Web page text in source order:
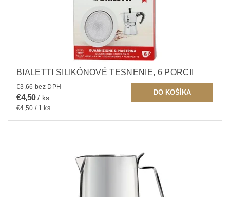
BIALETTI SILIKÓNOVÉ TESNENIE, 6 PORCII
€3,66 bez DPH
€4,50/ ks
€4,50 / 1 ks